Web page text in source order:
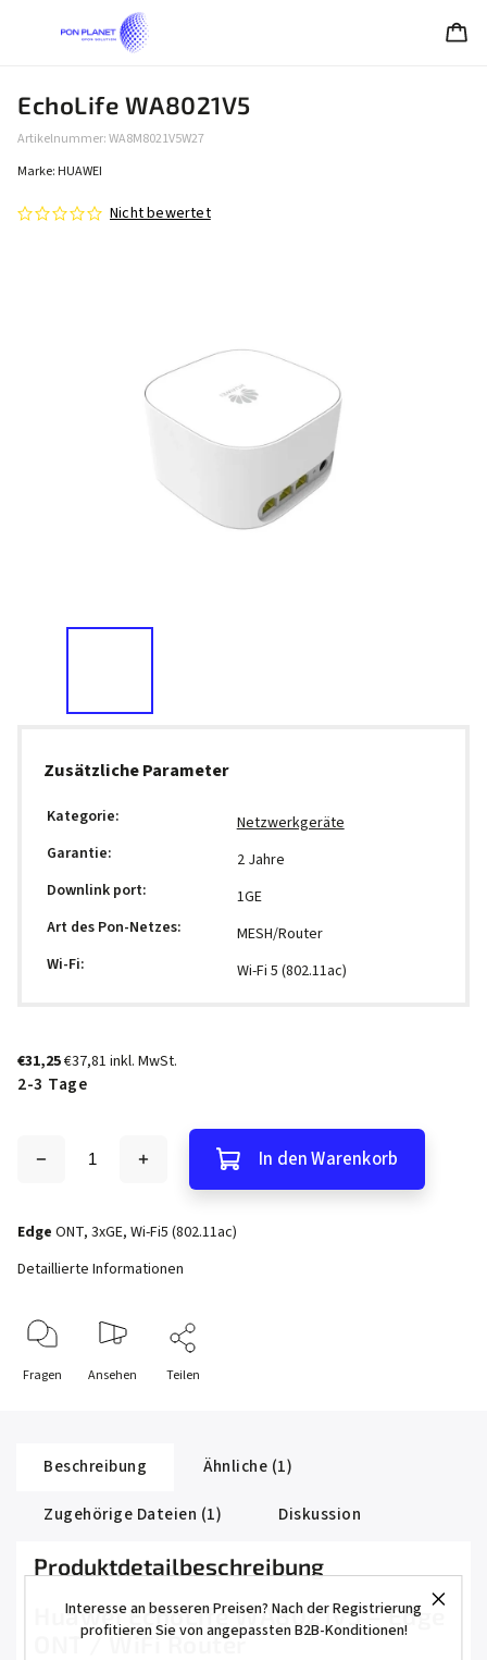
Interesse an besseren Preisen? Nach der Registrierung
profitieren Sie von angepassten B2B-Konditionen!
EchoLife WA8021V5
Artikelnummer:WA8M8021V5W27
Nicht bewertet
Marke: HUAWEI
Zusätzliche Parameter
Kategorie:
Netzwerkgeräte
Garantie:
2 Jahre
Downlink port:
1GE
Art des Pon-Netzes:
MESH/Router
Wi-Fi: Wi-Fi 5 (802.11ac)
€31,25€37,81 inkl. MwSt.
2-3 Tage
In den Warenkorb
Edge ONT, 3xGE, Wi-Fi5 (802.11ac)
Detaillierte Informationen
Fragen Ansehen Teilen
Beschreibung
Ähnliche (1)
Zugehörige Dateien (1)
Diskussion
Produktdetailbeschreibung
Huawei EchoLife WA8021V5 – Edge
ONT / WiFi Router